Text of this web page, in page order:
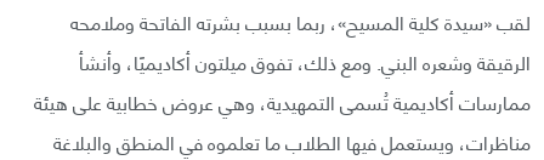
لقب «سيدة كلية المسيح»، ربما بسبب بشرته الفاتحة وملامحه
الرقيقة وشعره البني. ومع ذلك، تفوق ميلتون أكاديميًا، وأنشأ
ممارسات أكاديمية تُسمى التمهيدية، وهي عروض خطابية على هيئة
مناظرات، ويستعمل فيها الطلاب ما تعلموه في المنطق والبلاغة